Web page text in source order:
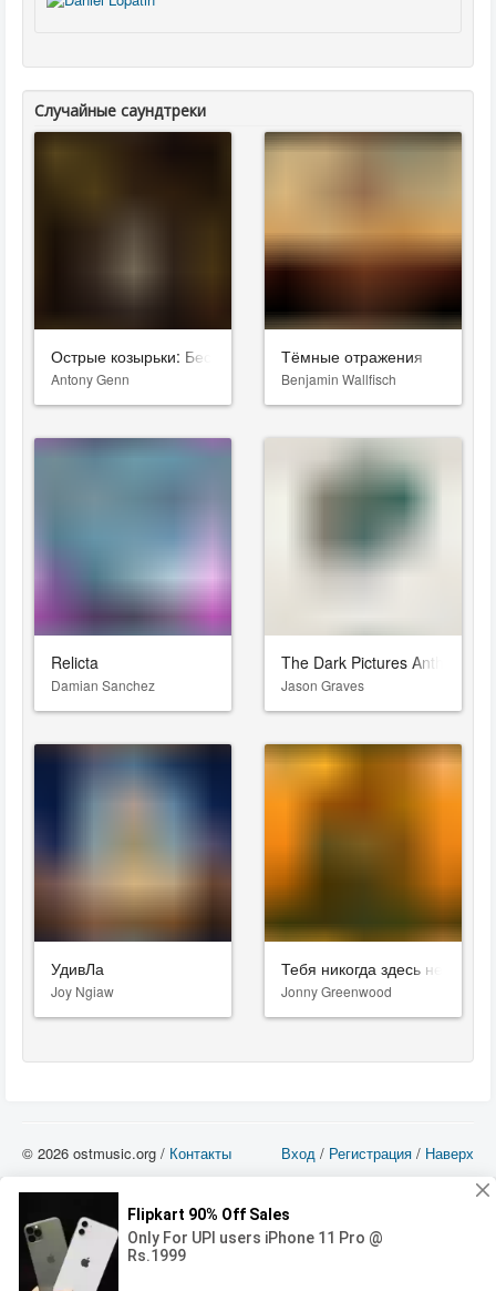
Случайные саундтреки
Острые козырьки: Бессмертный человек
Antony Genn
Тёмные отражения
Benjamin Wallfisch
Relicta
Damian Sanchez
The Dark Pictures Anthology:
Jason Graves
УдивЛа
Joy Ngiaw
Тебя никогда здесь не было
Jonny Greenwood
Вход / Регистрация / Наверх
© 2026 ostmusic.org / Контакты
можете использовать такие материалы только в том в случае, если
использование производится с ознакомительными целями - для прочих целей
вы должны приобрести лицензионную запись.